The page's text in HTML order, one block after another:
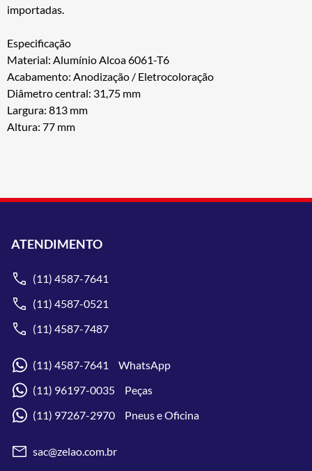
importadas.
Especificação
Material: Alumínio Alcoa 6061-T6
Acabamento: Anodização / Eletrocoloração
Diâmetro central: 31,75 mm
Largura: 813 mm
Altura: 77 mm
ATENDIMENTO
(11) 4587-7641
(11) 4587-0521
(11) 4587-7487
(11) 4587-7641 WhatsApp
(11) 96197-0035 Peças
(11) 97267-2970 Pneus e Oficina
sac@zelao.com.br